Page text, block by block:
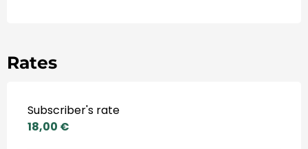
Rates
Subscriber's rate
18,00 €